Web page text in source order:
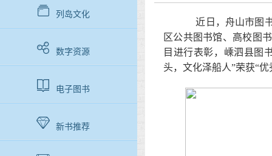
列岛文化
数字资源
电子图书
新书推荐
近日，舟山市图书
区公共图书馆、高校图
目进行表彰，嵊泗县图
头，文化泽船人”荣获“